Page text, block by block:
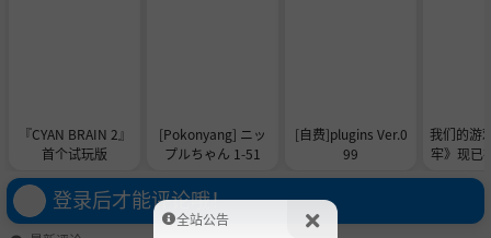
『CYAN BRAIN 2』
首个试玩版
[Pokonyang] ニッ
プルちゃん 1-51
[自费]plugins Ver.0
99
我们的游
牢》现已
登录后才能评论哦！
全站公告